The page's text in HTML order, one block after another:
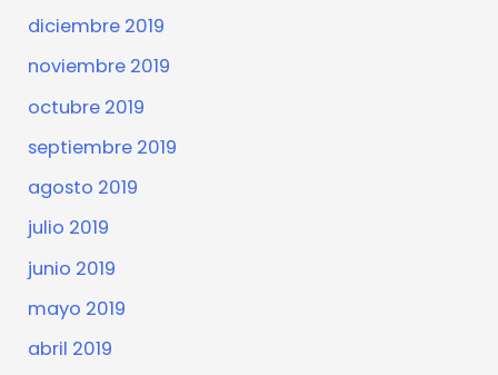
diciembre 2019
noviembre 2019
octubre 2019
septiembre 2019
agosto 2019
julio 2019
junio 2019
mayo 2019
abril 2019